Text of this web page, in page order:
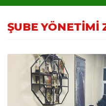
ŞUBE YÖNETİMİ